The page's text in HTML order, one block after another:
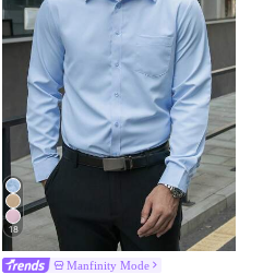
18
Manfinity Mode